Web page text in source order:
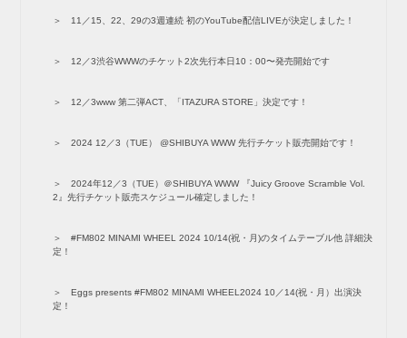
11／15、22、29の3週連続 初のYouTube配信LIVEが決定しました！
12／3渋谷WWWのチケット2次先行本日10：00〜発売開始です
12／3www 第二弾ACT、「ITAZURA STORE」決定です！
2024 12／3（TUE） @SHIBUYA WWW 先行チケット販売開始です！
2024年12／3（TUE）＠SHIBUYA WWW 『Juicy Groove Scramble Vol.
2』先行チケット販売スケジュール確定しました！
#FM802 MINAMI WHEEL 2024 10/14(祝・月)のタイムテーブル他 詳細決
定！
Eggs presents #FM802 MINAMI WHEEL2024 10／14(祝・月）出演決
定！